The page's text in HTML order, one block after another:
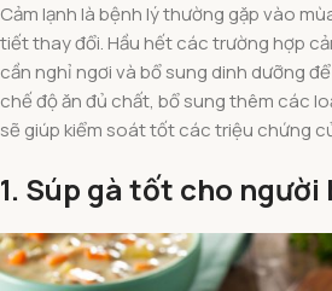
Cảm lạnh là bệnh lý thường gặp vào
tiết thay đổi. Hầu hết các trường hợp
cần nghỉ ngơi và bổ sung dinh dưỡng
chế độ ăn đủ chất, bổ sung thêm các
sẽ giúp kiểm soát tốt các triệu chứng
1. Súp gà tốt cho người